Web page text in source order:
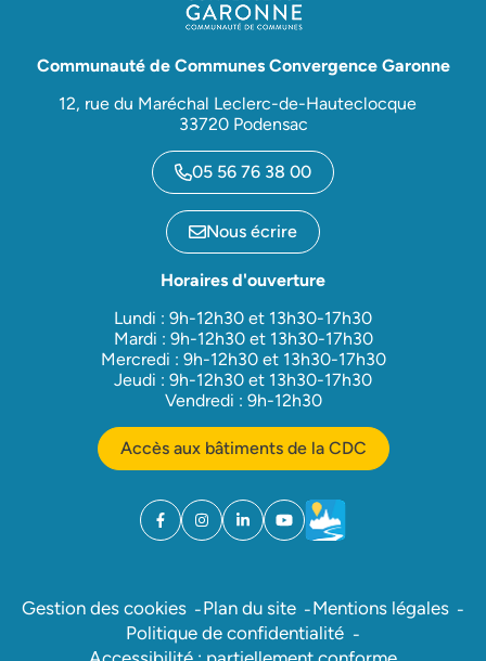
Communauté de Communes Convergence Garonne
12, rue du Maréchal Leclerc-de-Hauteclocque
33720 Podensac
05 56 76 38 00
Nous écrire
Horaires d'ouverture
Lundi : 9h-12h30 et 13h30-17h30
Mardi : 9h-12h30 et 13h30-17h30
Mercredi : 9h-12h30 et 13h30-17h30
Jeudi : 9h-12h30 et 13h30-17h30
Vendredi : 9h-12h30
Accès aux bâtiments de la CDC
Facebook
(ouverture dans un nouvel onglet)
Instagram
(ouverture dans un nouvel onglet)
Linkedin
(ouverture dans un nouvel onglet)
YouTube
(ouverture dans un nouvel
Météo
(ouverture dans un
Gestion des cookies Plan du site
Mentions légales
Politique de confidentialité